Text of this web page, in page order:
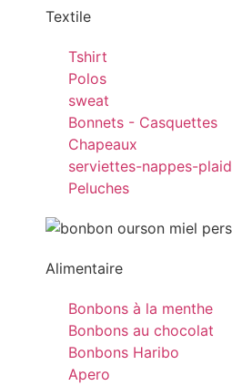
Textile
Tshirt
Polos
sweat
Bonnets - Casquettes
Chapeaux
serviettes-nappes-plaid
Peluches
Alimentaire
Bonbons à la menthe
Bonbons au chocolat
Bonbons Haribo
Apero